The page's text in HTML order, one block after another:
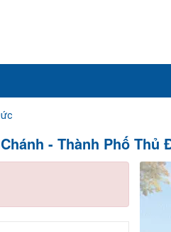
- Thành Phố Thủ